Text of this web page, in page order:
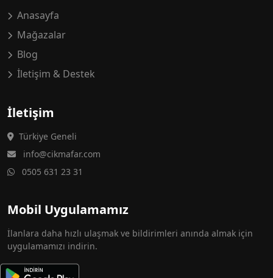
Anasayfa
Mağazalar
Blog
İletişim & Destek
İletişim
Türkiye Geneli
info@cikmafar.com
0505 631 23 31
Mobil Uygulamamız
İlanlara daha hızlı ulaşmak ve bildirimleri anında almak için
uygulamamızı indirin.